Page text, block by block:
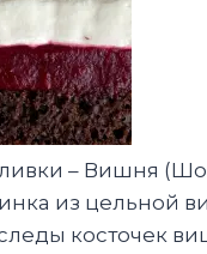
– Вишня
из цельной
косточек